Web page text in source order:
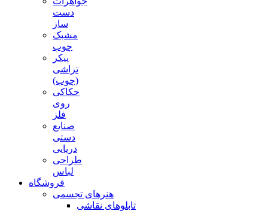
دست
ساز
مشبک
چوب
پیکر
تراشی
(چوب)
حکاکی
روی
فلز
صنایع
دستی
دریایی
طراحی
لباس
فروشگاه
هنرهای تجسمی
تابلوهای نقاشی